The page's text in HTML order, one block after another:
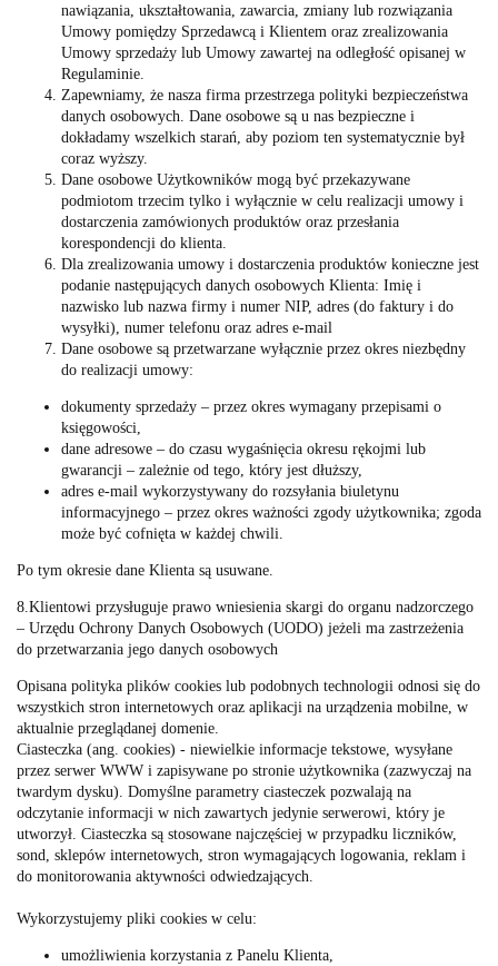
nawiązania, ukształtowania, zawarcia, zmiany lub rozwiązania
Umowy pomiędzy Sprzedawcą i Klientem oraz zrealizowania
Umowy sprzedaży lub Umowy zawartej na odległość opisanej w
Regulaminie.
Zapewniamy, że nasza firma przestrzega polityki bezpieczeństwa
danych osobowych. Dane osobowe są u nas bezpieczne i
dokładamy wszelkich starań, aby poziom ten systematycznie był
coraz wyższy.
Dane osobowe Użytkowników mogą być przekazywane
podmiotom trzecim tylko i wyłącznie w celu realizacji umowy i
dostarczenia zamówionych produktów oraz przesłania
korespondencji do klienta.
Dla zrealizowania umowy i dostarczenia produktów konieczne jest
podanie następujących danych osobowych Klienta: Imię i
nazwisko lub nazwa firmy i numer NIP, adres (do faktury i do
wysyłki), numer telefonu oraz adres e-mail
Dane osobowe są przetwarzane wyłącznie przez okres niezbędny
do realizacji umowy:
dokumenty sprzedaży – przez okres wymagany przepisami o
księgowości,
dane adresowe – do czasu wygaśnięcia okresu rękojmi lub
gwarancji – zależnie od tego, który jest dłuższy,
adres e-mail wykorzystywany do rozsyłania biuletynu
informacyjnego – przez okres ważności zgody użytkownika; zgoda
może być cofnięta w każdej chwili.
Po tym okresie dane Klienta są usuwane.
8.Klientowi przysługuje prawo wniesienia skargi do organu nadzorczego
– Urzędu Ochrony Danych Osobowych (UODO) jeżeli ma zastrzeżenia
do przetwarzania jego danych osobowych
Opisana polityka plików cookies lub podobnych technologii odnosi się do
wszystkich stron internetowych oraz aplikacji na urządzenia mobilne, w
aktualnie przeglądanej domenie.
Ciasteczka (ang. cookies) - niewielkie informacje tekstowe, wysyłane
przez serwer WWW i zapisywane po stronie użytkownika (zazwyczaj na
twardym dysku). Domyślne parametry ciasteczek pozwalają na
odczytanie informacji w nich zawartych jedynie serwerowi, który je
utworzył. Ciasteczka są stosowane najczęściej w przypadku liczników,
sond, sklepów internetowych, stron wymagających logowania, reklam i
do monitorowania aktywności odwiedzających.
Wykorzystujemy pliki cookies w celu:
umożliwienia korzystania z Panelu Klienta,